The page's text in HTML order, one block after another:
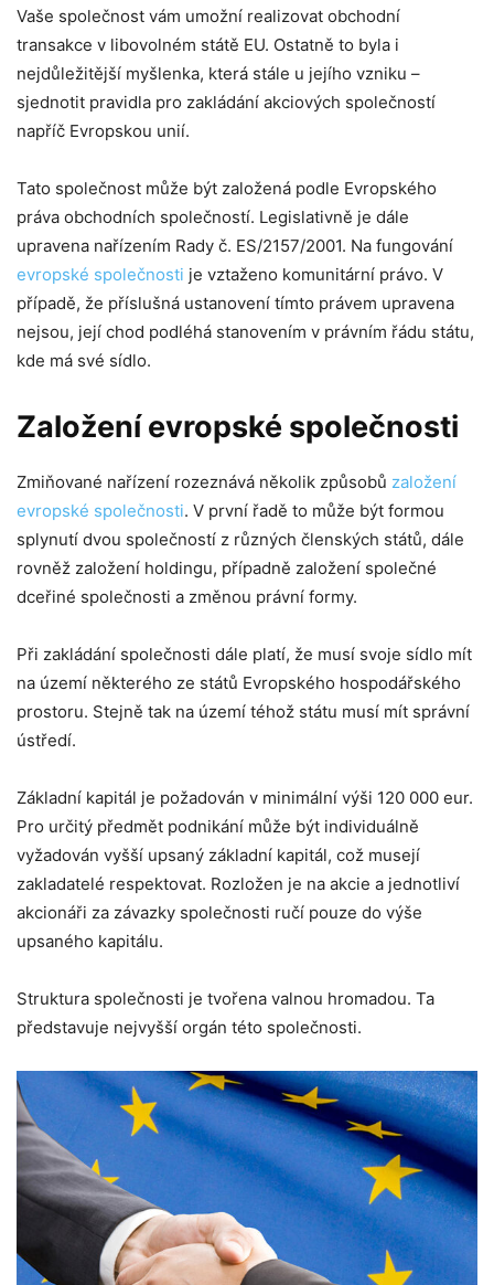
Vaše společnost vám umožní realizovat obchodní
transakce v libovolném státě EU. Ostatně to byla i
nejdůležitější myšlenka, která stále u jejího vzniku –
sjednotit pravidla pro zakládání akciových společností
napříč Evropskou unií.
Tato společnost může být založená podle Evropského
práva obchodních společností. Legislativně je dále
upravena nařízením Rady č. ES/2157/2001. Na fungování
evropské společnosti je vztaženo komunitární právo. V
případě, že příslušná ustanovení tímto právem upravena
nejsou, její chod podléhá stanovením v právním řádu státu,
kde má své sídlo.
Založení evropské společnosti
Zmiňované nařízení rozeznává několik způsobů založení
evropské společnosti. V první řadě to může být formou
splynutí dvou společností z různých členských států, dále
rovněž založení holdingu, případně založení společné
dceřiné společnosti a změnou právní formy.
Při zakládání společnosti dále platí, že musí svoje sídlo mít
na území některého ze států Evropského hospodářského
prostoru. Stejně tak na území téhož státu musí mít správní
ústředí.
Základní kapitál je požadován v minimální výši 120 000 eur.
Pro určitý předmět podnikání může být individuálně
vyžadován vyšší upsaný základní kapitál, což musejí
zakladatelé respektovat. Rozložen je na akcie a jednotliví
akcionáři za závazky společnosti ručí pouze do výše
upsaného kapitálu.
Struktura společnosti je tvořena valnou hromadou. Ta
představuje nejvyšší orgán této společnosti.